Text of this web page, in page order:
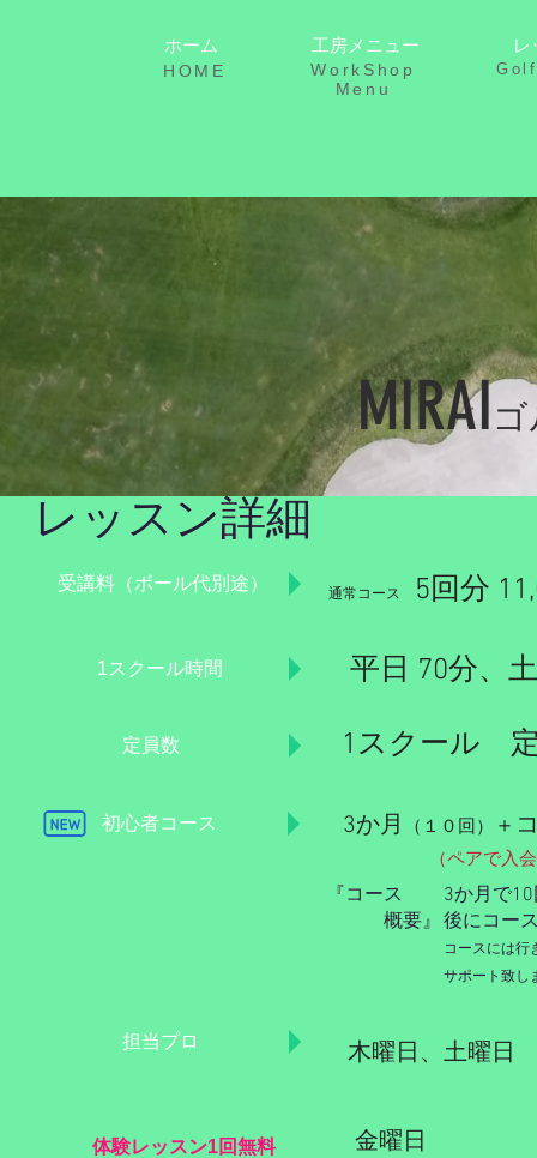
ホーム 工房メニュー レ
HOME
WorkShop
Menu
MIRAI
レッスン詳細
受講料（ボール代別途）
​1スクール時間
定員数
初心者コース
​担当プロ
通常コース 5回分
平日 70分、
1スクール
3か月 （１０回） ＋
（ペアで入
​『コース
​ 概要』
3か月で
後にコー
コースには行
サポート致し
木曜日、土曜日
体験レッスン1回無料 金曜